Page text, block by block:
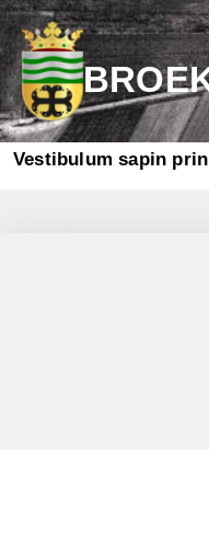
Vestibulum sapin